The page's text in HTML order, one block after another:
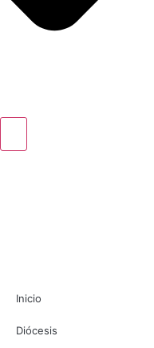
Inicio
Diócesis